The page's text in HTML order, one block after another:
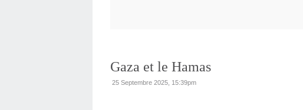
Gaza et le Hamas
25 Septembre 2025, 15:39pm